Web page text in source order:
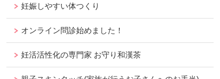
妊娠しやすい体つくり
オンライン問診始めました！
妊活活性化の専門家 お守り和漢茶